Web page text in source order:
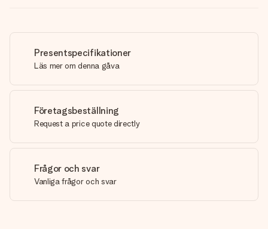
Presentspecifikationer
Läs mer om denna gåva
Företagsbeställning
Request a price quote directly
Frågor och svar
Vanliga frågor och svar